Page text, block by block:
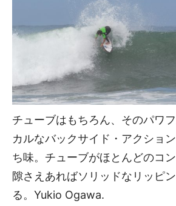
チューブはもちろん、そのパワ
カルなバックサイド・アクショ
ち味。チューブがほとんどのコ
隙さえあればソリッドなリッピ
る。Yukio Ogawa.